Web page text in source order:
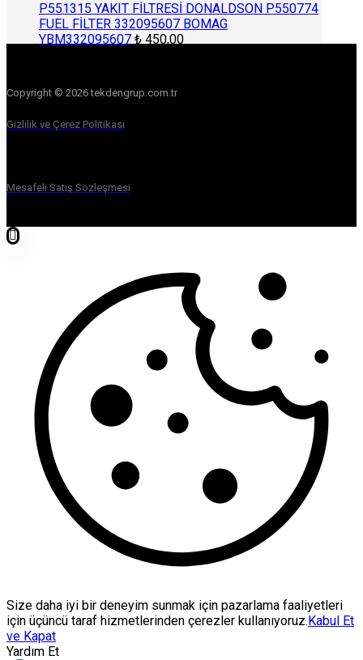
P551315 YAKIT FİLTRESİ DONALDSON P550774
FUEL FİLTER 332095607 BOMAG
YBM332095607 ₺ 450,00
Copyright © 2026 tekdengrup.com.tr
Gizlilik ve Çerez Politikası
Mesafeli Satış Sözleşmesi
Size daha iyi bir deneyim sunmak için pazarlama faaliyetleri
için üçüncü taraf hizmetlerinden çerezler kullanıyoruz. Kabul Et
ve Kapat
Yardım Et